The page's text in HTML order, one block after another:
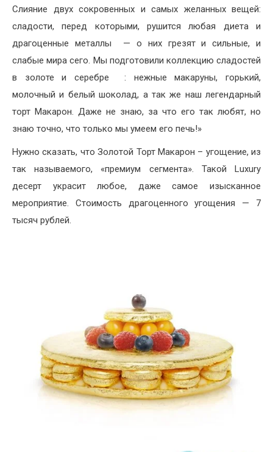
Слияние двух сокровенных и самых желанных вещей:
сладости, перед которыми, рушится любая диета и
драгоценные металлы — о них грезят и сильные, и
слабые мира сего. Мы подготовили коллекцию сладостей
в золоте и серебре : нежные макаруны, горький,
молочный и белый шоколад, а так же наш легендарный
торт Макарон. Даже не знаю, за что его так любят, но
знаю точно, что только мы умеем его печь!»
Нужно сказать, что Золотой Торт Макарон – угощение, из
так называемого, «премиум сегмента». Такой Luxury
десерт украсит любое, даже самое изысканное
мероприятие. Стоимость драгоценного угощения — 7
тысяч рублей.